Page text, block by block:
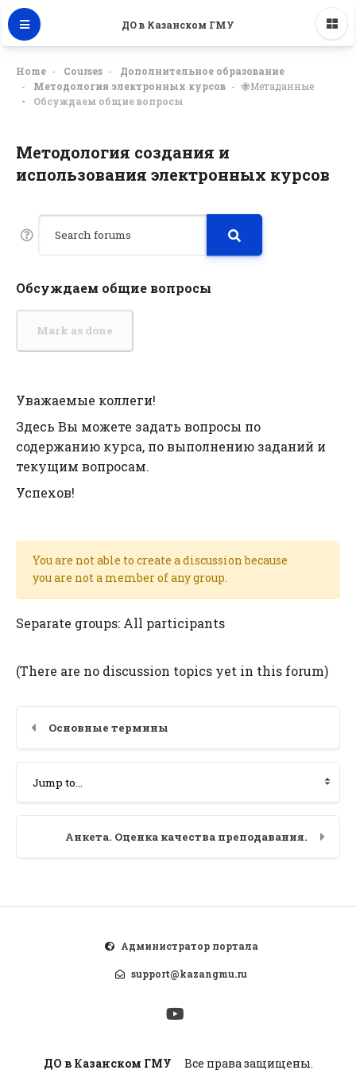
ДО в Казанском ГМУ
Home Courses
Дополнительное образование
Методология электронных курсов
🐝Метаданные
Обсуждаем общие вопросы
Методология создания и
использования электронных курсов
Обсуждаем общие вопросы
Mark as done
Уважаемые коллеги!
Здесь Вы можете задать вопросы по
содержанию курса, по выполнению заданий и
текущим вопросам.
Успехов!
You are not able to create a discussion because
you are not a member of any group.
Separate groups: All participants
(There are no discussion topics yet in this forum)
Основные термины
Анкета. Оценка качества преподавания.
Администратор портала
support@kazangmu.ru
ДО в Казанском ГМУ Все права защищены.